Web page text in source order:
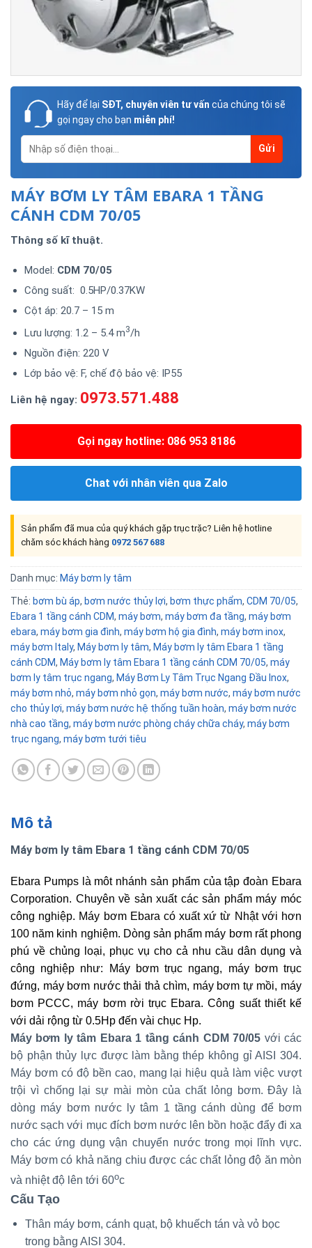
Hãy để lại SĐT, chuyên viên tư vấn của chúng tôi sẽ
gọi ngay cho bạn miễn phí!
MÁY BƠM LY TÂM EBARA 1 TẦNG
CÁNH CDM 70/05
Thông số kĩ thuật.
Model: CDM 70/05
Công suất: 0.5HP/0.37KW
Cột áp: 20.7 – 15 m
Lưu lượng: 1.2 – 5.4 m3/h
Nguồn điện: 220 V
Lớp bảo vệ: F, chế độ bảo vệ: IP55
Liên hệ ngay: 0973.571.488
Gọi ngay hotline: 086 953 8186
Chat với nhân viên qua Zalo
Sản phẩm đã mua của quý khách gặp trục trặc? Liên hệ hotline
chăm sóc khách hàng 0972 567 688
Danh mục: Máy bơm ly tâm
Thẻ: bơm bù áp, bơm nước thủy lợi, bơm thực phẩm, CDM 70/05,
Ebara 1 tầng cánh CDM, máy bơm, máy bơm đa tầng, máy bơm
ebara, máy bơm gia đình, máy bơm hộ gia đình, máy bơm inox,
máy bơm Italy, Máy bơm ly tâm, Máy bơm ly tâm Ebara 1 tầng
cánh CDM, Máy bơm ly tâm Ebara 1 tầng cánh CDM 70/05, máy
bơm ly tâm trục ngang, Máy Bơm Ly Tâm Trục Ngang Đầu Inox,
máy bơm nhỏ, máy bơm nhỏ gọn, máy bơm nước, máy bơm nước
cho thủy lợi, máy bơm nước hệ thống tuần hoàn, máy bơm nước
nhà cao tầng, máy bơm nước phòng cháy chữa cháy, máy bơm
trục ngang, máy bơm tưới tiêu
Mô tả
Máy bơm ly tâm Ebara 1 tầng cánh CDM 70/05
Ebara Pumps là môt nhánh sản phẩm của tập đoàn Ebara
Corporation. Chuyên về sản xuất các sản phẩm máy móc
công nghiệp. Máy bơm Ebara có xuất xứ từ Nhật với hơn
100 năm kinh nghiệm. Dòng sản phẩm máy bơm rất phong
phú về chủng loại, phục vụ cho cả nhu cầu dân dụng và
công nghiệp như: Máy bơm trục ngang, máy bơm trục
đứng, máy bơm nước thải thả chìm, máy bơm tự mồi, máy
bơm PCCC, máy bơm rời trục Ebara. Công suất thiết kế
với dải rộng từ 0.5Hp đến vài chục Hp.
Máy bơm ly tâm Ebara 1 tầng cánh CDM 70/05 với các
bộ phận thủy lực được làm bằng thép không gỉ AISI 304.
Máy bơm có độ bền cao, mang lại hiệu quả làm việc vượt
trội vì chống lại sự mài mòn của chất lỏng bơm. Đây là
dòng máy bơm nước ly tâm 1 tầng cánh dùng để bơm
nước sạch với mục đích bơm nước lên bồn hoặc đẩy đi xa
cho các ứng dụng vận chuyển nước trong mọi lĩnh vực.
Máy bơm có khả năng chiu được các chất lỏng độ ăn mòn
và nhiệt độ lên tới 60oc
Cấu Tạo
Thân máy bơm, cánh quạt, bộ khuếch tán và vỏ bọc
trong bằng AISI 304.